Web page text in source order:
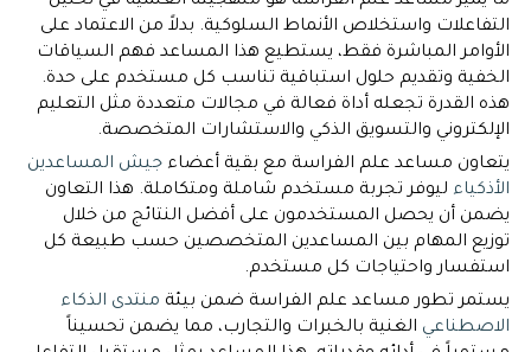
التفاعلات واستخلاص الأنماط السلوكية. بدلاً من الاعتماد على
الأوامر المباشرة فقط، يستطيع هذا المساعد فهم السياقات
الخفية وتقديم حلول استباقية تناسب كل مستخدم على حدة.
هذه القدرة تجعله أداة فعالة في مجالات متعددة مثل التعليم
الإلكتروني والتسويق الذكي والاستشارات المتخصصة.
يتعاون مساعد علم الفراسة مع بقية أعضاء جيش المساعدين
الأذكياء ليوفر تجربة مستخدم شاملة ومتكاملة. هذا التعاون
يضمن أن يحصل المستخدمون على أفضل النتائج من خلال
توزيع المهام بين المساعدين المتخصصين حسب طبيعة كل
استفسار واحتياجات كل مستخدم.
يستمر تطور مساعد علم الفراسة ضمن بيئة منتدى الذكاء
الاصطناعي الغنية بالخبرات والتجارب، مما يضمن تحسيناً